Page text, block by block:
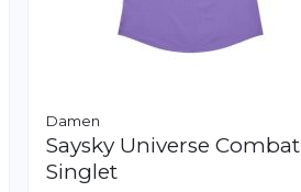
Damen
Saysky Universe Combat
Singlet